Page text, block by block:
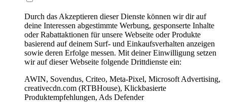
Durch das Akzeptieren dieser Dienste können wir dir auf
deine Interessen abgestimmte Werbung, gesponserte Inhalte
oder Rabattaktionen für unsere Webseite oder Produkte
basierend auf deinem Surf- und Einkaufsverhalten anzeigen
sowie deren Erfolge messen. Mit deiner Einwilligung setzen
wir auf dieser Webseite folgende Drittdienste ein:
AWIN, Sovendus, Criteo, Meta-Pixel, Microsoft Advertising,
creativecdn.com (RTBHouse), Klickbasierte
Produktempfehlungen, Ads Defender